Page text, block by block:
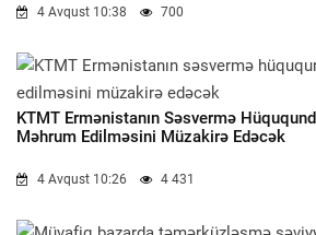
4 Avqust 10:38 700
KTMT Ermənistanın Səsvermə
Məhrum Edilməsini Müzakirə Edəcək
4 Avqust 10:26 4 431